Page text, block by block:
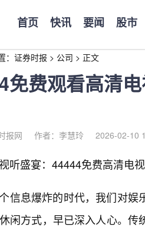
首页 快讯 要闻 股市
证券时报 > 公司 > 正文
免费观看高清
报网 作者：李慧玲 2026-02-10
听盛宴：44444免费高清电
信息爆炸的时代，我们对娱
闲方式，早已深入人心。